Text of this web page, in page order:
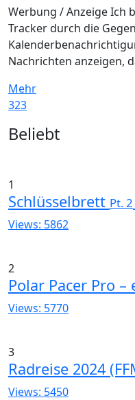
Werbung / Anzeige Ich
Tracker durch die
Nachrichten anzeigen,
Mehr
323
Widgets
Beliebt
1
Schlüsselbrett Pt. 2
Views: 5862
2
Polar Pacer Pro
Views: 5770
3
Radreise 2024
Views: 5450